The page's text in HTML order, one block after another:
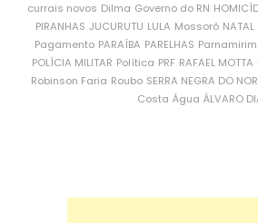
currais novos Dilma Governo do RN
PIRANHAS JUCURUTU LULA Mossoró NATAL
Pagamento PARAÍBA PARELHAS Parnamirim
POLÍCIA MILITAR Política PRF RAFAEL MOTTA
Robinson Faria Roubo SERRA NEGRA DO
Costa Água ÁLVARO